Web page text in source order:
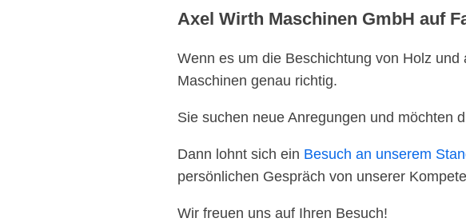
Axel Wirth Maschinen GmbH auf
Wenn es um die Beschichtung von Holz
Maschinen genau richtig.
Sie suchen neue Anregungen und möchten
Dann lohnt sich ein Besuch an unserem
persönlichen Gespräch von unserer
Wir freuen uns auf Ihren Besuch!